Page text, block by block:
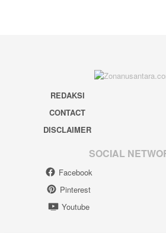
REDAKSI
CONTACT
DISCLAIMER
SOCIAL
Facebook
Pinterest
Youtube